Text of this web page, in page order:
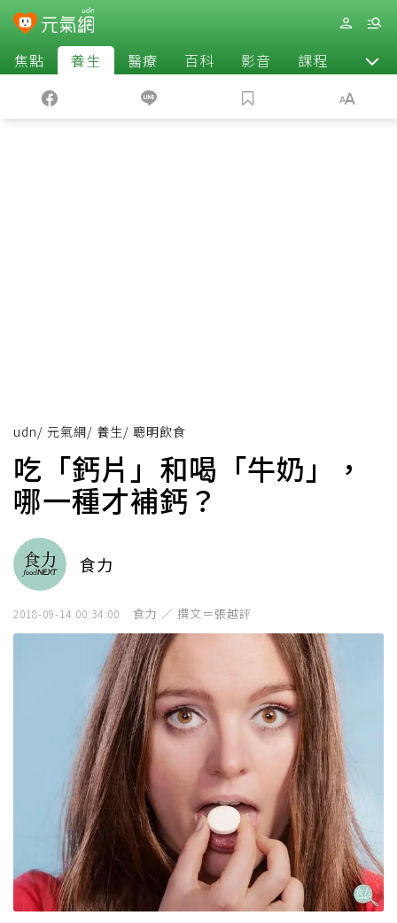
焦點 養生 醫療 百科 影音 課程 退休
udn/ 元氣網/ 養生/ 聰明飲食
吃「鈣片」和喝「牛奶」，
哪一種才補鈣？
食力
2018-09-14 00:34:00 食力 ／ 撰文＝張越評